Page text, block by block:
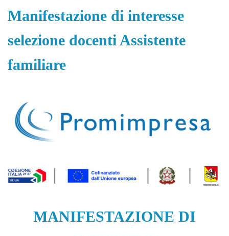
Manifestazione di interesse
selezione docenti Assistente
familiare
MANIFESTAZIONE DI